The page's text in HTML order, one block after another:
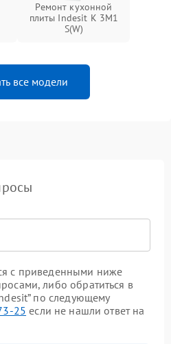
Ремонт кухонной
плиты Indesit K 3M1
S(W)
все модели
с приведенными ниже
либо обратиться в
по следующему
25 если не нашли ответ на